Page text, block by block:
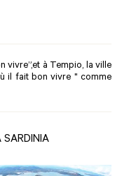
vivre”,et à Tempio, la ville
il fait bon vivre " comme
SARDINIA